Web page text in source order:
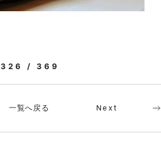
326 / 369
一覧へ戻る Next